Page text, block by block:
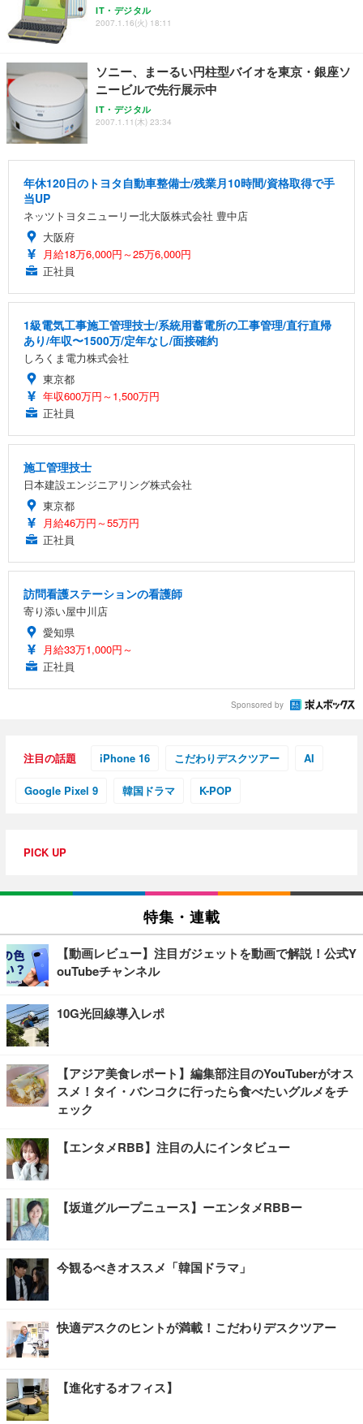
IT・デジタル
2007.1.16(火) 18:11
ソニー、まーるい円柱型バイオを東京・銀座ソ
ニービルで先行展示中
IT・デジタル
2007.1.11(木) 23:34
年休120日のトヨタ自動車整備士/残業月10時間/資格取得で手
当UP
ネッツトヨタニューリー北大阪株式会社 豊中店
大阪府
月給18万6,000円～25万6,000円
正社員
1級電気工事施工管理技士/系統用蓄電所の工事管理/直行直帰
あり/年収〜1500万/定年なし/面接確約
しろくま電力株式会社
東京都
年収600万円～1,500万円
正社員
施工管理技士
日本建設エンジニアリング株式会社
東京都
月給46万円～55万円
正社員
訪問看護ステーションの看護師
寄り添い屋中川店
愛知県
月給33万1,000円～
正社員
Sponsored by
注目の話題 iPhone 16 こだわりデスクツアー AI
Google Pixel 9 韓国ドラマ K-POP
PICK UP
特集・連載
【動画レビュー】注目ガジェットを動画で解説！公式Y
ouTubeチャンネル
10G光回線導入レポ
【アジア美食レポート】編集部注目のYouTuberがオス
スメ！タイ・バンコクに行ったら食べたいグルメをチ
ェック
【エンタメRBB】注目の人にインタビュー
【坂道グループニュース】ーエンタメRBBー
今観るべきオススメ「韓国ドラマ」
快適デスクのヒントが満載！こだわりデスクツアー
【進化するオフィス】